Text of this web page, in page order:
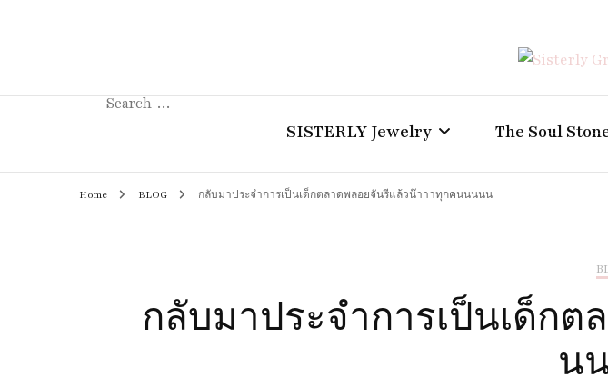
Search
Positive Power Jewelry
SISTERLY Jewelry
GUIDE
The Soul
Home BLOG กลับมาประจำการเป็นเด็กตลาดพลอยจันรีแล้วน๊าาาทุกคนนนนน
กลับมาประจำการเป็นเด็ก
น